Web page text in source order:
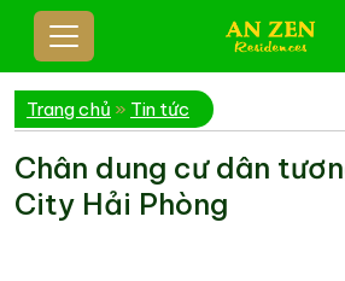
Trang chủ » Tin tức
Chân dung cư dân
City Hải Phòng